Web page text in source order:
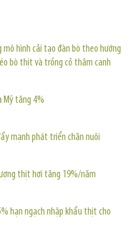
mô hình cải tạo đàn bò theo hướng
bò thịt và trồng cỏ thâm canh
Mỹ tăng 4%
mạnh phát triển chăn nuôi
thịt hơi tăng 19%/năm
hạn ngạch nhập khẩu thịt cho